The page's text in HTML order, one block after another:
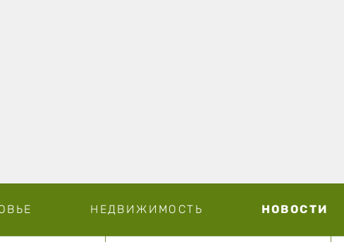
НЕДВИЖИМОСТЬ НОВОСТИ